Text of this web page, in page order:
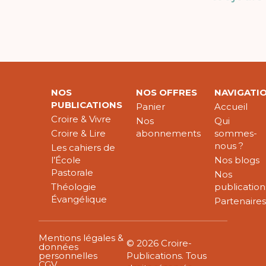
NOS
PUBLICATIONS
Croire & Vivre
Croire & Lire
Les cahiers de
l’École
Pastorale
Théologie
Évangélique
NOS OFFRES
Panier
Nos
abonnements
Accueil
Qui
sommes-
nous ?
Nos blogs
Nos
Partenaires
Mentions légales &
données
personnelles
© 2026 Croire-
Publications. Tous